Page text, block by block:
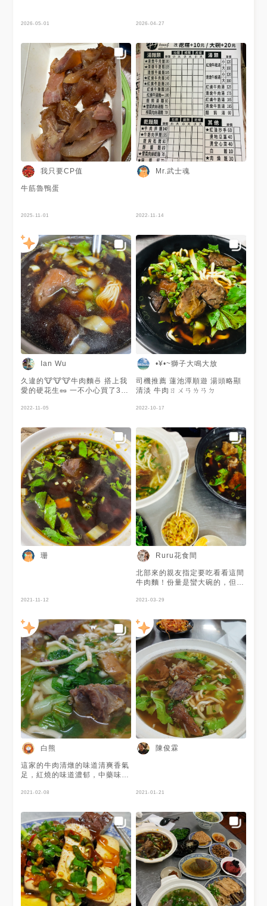
2026-05-01 2026-04-27
我只要CP值
牛筋魯鴨蛋
2025-11-01
Mr.武士魂
2022-11-14
Ian Wu
久違的🐮🐮🐮牛肉麵🍜 搭上我
愛的硬花生🥜 一不小心買了300
的麵最對味～ 不過我看那個價
喔對了，麵一定要選「細」的才
好吃😂
2022-11-05
•¥•~獅子大鳴大放
司機推薦 蓮池潭順遊 湯頭略顯
清淡 牛肉ㄖㄨㄢㄌㄢㄉ
2022-10-17
珊
2021-11-12
Ruru花食間
北部來的親友指定要吃看看這間
牛肉麵！份量是蠻大碗的，但是
多！我從十幾年前8、90元吃到
錯吃，但也不平價！
2021-03-29
白熊
這家的牛肉清燉的味道清爽香氣
足，紅燒的味道濃郁，中藥味微
牛雜湯也很值得推薦，調味區除
讓我很意外的是牛油，如果點乾
麵的可以在自己添加牛油，香氣
十足真讓人又愛又恨，各式小菜
也很好吃
2021-02-08
陳俊霖
2021-01-21